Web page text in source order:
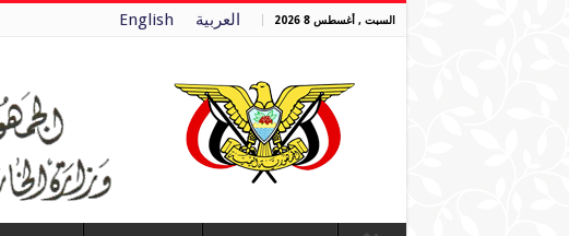
السبت , أغسطس 8 2026 العربية English